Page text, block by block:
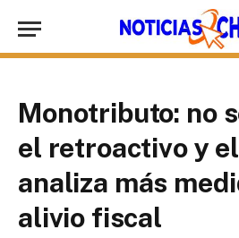
Monotributo: no
el retroactivo y
analiza más
alivio fiscal